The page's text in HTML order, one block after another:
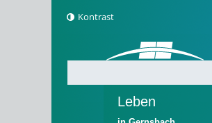
Kontrast
Leben